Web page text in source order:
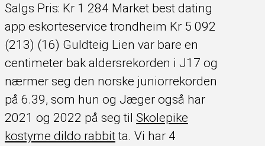
Salgs Pris: Kr 1 284 Market best dating
app eskorteservice trondheim Kr 5 092
(213) (16) Guldteig Lien var bare en
centimeter bak aldersrekorden i J17 og
nærmer seg den norske juniorrekorden
på 6.39, som hun og Jæger også har
2021 og 2022 på seg til Skolepike
kostyme dildo rabbitta. Vi har 4